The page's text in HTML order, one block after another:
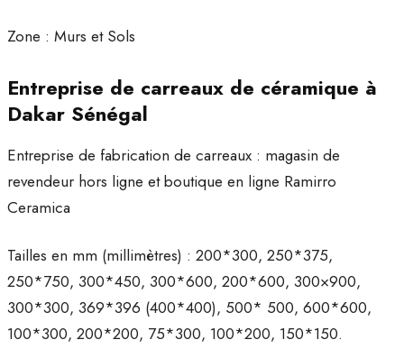
Zone : Murs et Sols
Entreprise de carreaux de céramique à
Dakar Sénégal
Entreprise de fabrication de carreaux : magasin de
revendeur hors ligne et boutique en ligne Ramirro
Ceramica
Tailles en mm (millimètres) : 200*300, 250*375,
250*750, 300*450, 300*600, 200*600, 300×900,
300*300, 369*396 (400*400), 500* 500, 600*600,
100*300, 200*200, 75*300, 100*200, 150*150.